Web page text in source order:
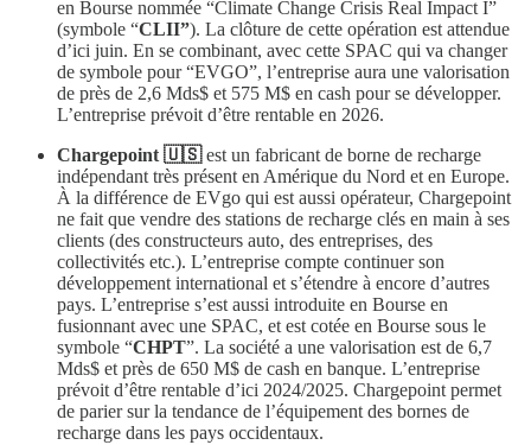
en Bourse nommée “Climate Change Crisis Real Impact I”
(symbole “CLII”). La clôture de cette opération est attendue
d’ici juin. En se combinant, avec cette SPAC qui va changer
de symbole pour “EVGO”, l’entreprise aura une valorisation
de près de 2,6 Mds$ et 575 M$ en cash pour se développer.
L’entreprise prévoit d’être rentable en 2026.
Chargepoint 🇺🇸est un fabricant de borne de recharge
indépendant très présent en Amérique du Nord et en Europe.
À la différence de EVgo qui est aussi opérateur, Chargepoint
ne fait que vendre des stations de recharge clés en main à ses
clients (des constructeurs auto, des entreprises, des
collectivités etc.). L’entreprise compte continuer son
développement international et s’étendre à encore d’autres
pays. L’entreprise s’est aussi introduite en Bourse en
fusionnant avec une SPAC, et est cotée en Bourse sous le
symbole “CHPT”. La société a une valorisation est de 6,7
Mds$ et près de 650 M$ de cash en banque. L’entreprise
prévoit d’être rentable d’ici 2024/2025. Chargepoint permet
de parier sur la tendance de l’équipement des bornes de
recharge dans les pays occidentaux.